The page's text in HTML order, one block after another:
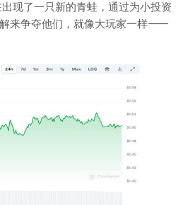
现了一只新的青蛙，通过为小投资
来争夺他们，就像大玩家一样——